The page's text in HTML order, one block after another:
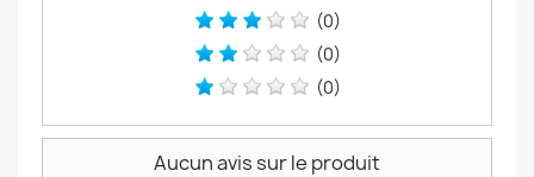
(0)
(0)
(0)
Aucun avis sur le produit